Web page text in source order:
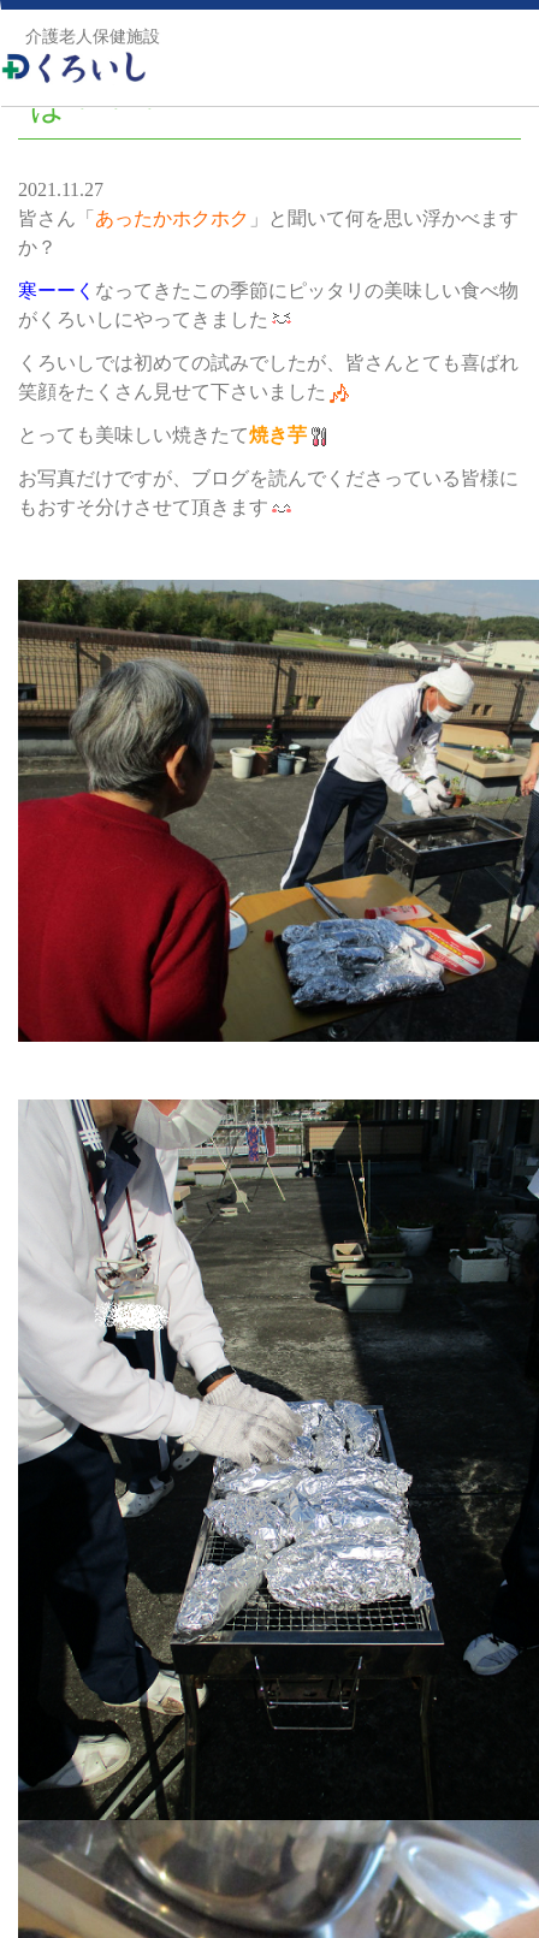
介護老人保健施設
トップ> 老健ブログ> あったかホクホクといえば・・・
あったかホクホクといえ
ば・・・
2021.11.27
皆さん「 あったかホクホク 」と聞いて何を思い浮かべます
か？
寒ーーく なってきたこの季節にピッタリの美味しい食べ物
がくろいしにやってきました
くろいしでは初めての試みでしたが、皆さんとても喜ばれ
笑顔をたくさん見せて下さいました
とっても美味しい焼きたて焼き芋
お写真だけですが、ブログを読んでくださっている皆様に
もおすそ分けさせて頂きます